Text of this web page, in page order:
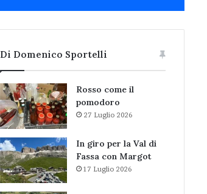
Di Domenico Sportelli
Rosso come il
pomodoro
27 Luglio 2026
In giro per la Val di
Fassa con Margot
17 Luglio 2026